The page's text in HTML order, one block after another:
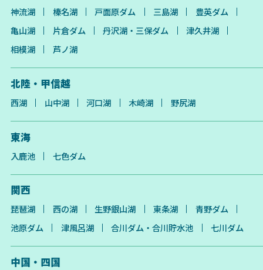
神流湖
榛名湖 戸面原ダム 三島湖
豊英ダム
亀山湖
片倉ダム 丹沢湖・三保ダム
津久井湖
相模湖
芦ノ湖
北陸・甲信越
西湖 山中湖 河口湖 木崎湖 野尻湖
東海
入鹿池 七色ダム
関西
琵琶湖 西の湖 生野銀山湖 東条湖
青野ダム
池原ダム
津風呂湖 合川ダム・合川貯水池 七川ダム
中国・四国